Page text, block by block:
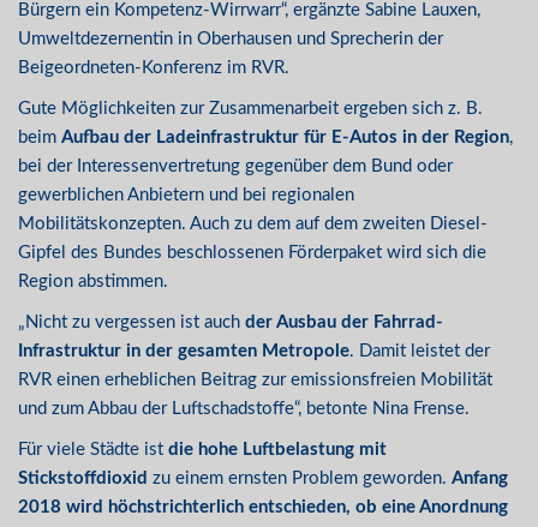
Bürgern ein Kompetenz-Wirrwarr“, ergänzte Sabine Lauxen,
Umweltdezernentin in Oberhausen und Sprecherin der
Beigeordneten-Konferenz im RVR.
Gute Möglichkeiten zur Zusammenarbeit ergeben sich z. B.
beim Aufbau der Ladeinfrastruktur für E-Autos in der Region,
bei der Interessenvertretung gegenüber dem Bund oder
gewerblichen Anbietern und bei regionalen
Mobilitätskonzepten. Auch zu dem auf dem zweiten Diesel-
Gipfel des Bundes beschlossenen Förderpaket wird sich die
Region abstimmen.
„Nicht zu vergessen ist auch der Ausbau der Fahrrad-
Infrastruktur in der gesamten Metropole. Damit leistet der
RVR einen erheblichen Beitrag zur emissionsfreien Mobilität
und zum Abbau der Luftschadstoffe“, betonte Nina Frense.
Für viele Städte ist die hohe Luftbelastung mit
Stickstoffdioxid zu einem ernsten Problem geworden. Anfang
2018 wird höchstrichterlich entschieden, ob eine Anordnung